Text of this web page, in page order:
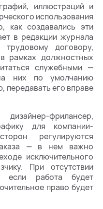
иллюстраций и
использования
как создавались эти
в редакции журнала
договору,
рамках должностных
служебными —
них по умолчанию
передавать его вправе
фрилансер,
для компании-
регулируются
— в нем важно
исключительного
При отсутствии
если работа будет
право будет